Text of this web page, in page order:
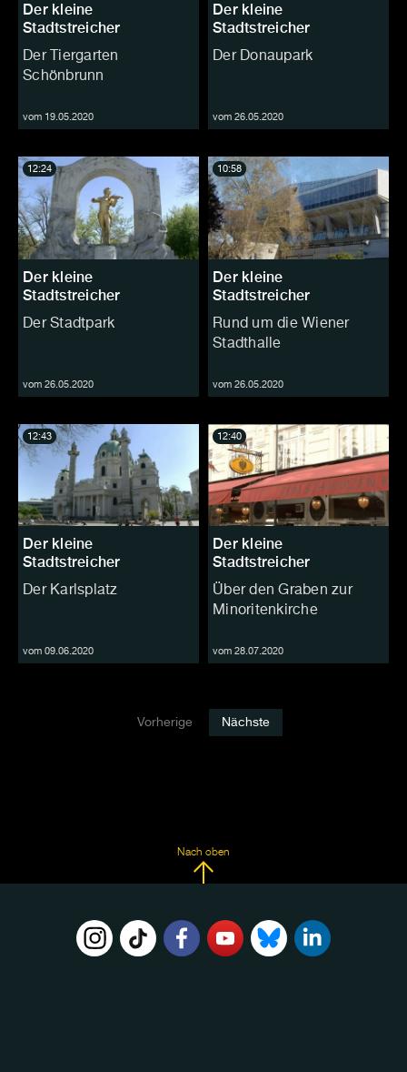
Der kleine
Stadtstreicher
Der Tiergarten
Schönbrunn
vom 19.05.2020
Der kleine
Stadtstreicher
Der Donaupark
vom 26.05.2020
Der kleine
Stadtstreicher
Der Stadtpark
vom 26.05.2020
12:24
Der kleine
Stadtstreicher
Rund um die Wiener
Stadthalle
vom 26.05.2020
10:58
Der kleine
Stadtstreicher
Der Karlsplatz
vom 09.06.2020
12:43
Der kleine
Stadtstreicher
Über den Graben zur
Minoritenkirche
vom 28.07.2020
12:40
Vorherige Nächste
Nach oben